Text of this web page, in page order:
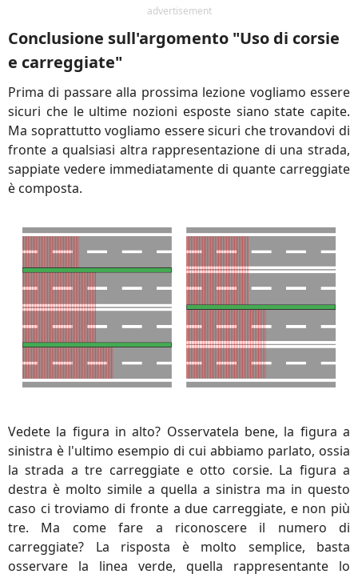
advertisement
Conclusione sull'argomento "Uso di corsie
e carreggiate"
Prima di passare alla prossima lezione vogliamo essere
sicuri che le ultime nozioni esposte siano state capite.
Ma soprattutto vogliamo essere sicuri che trovandovi di
fronte a qualsiasi altra rappresentazione di una strada,
sappiate vedere immediatamente di quante carreggiate
è composta.
Vedete la figura in alto? Osservatela bene, la figura a
sinistra è l'ultimo esempio di cui abbiamo parlato, ossia
la strada a tre carreggiate e otto corsie. La figura a
destra è molto simile a quella a sinistra ma in questo
caso ci troviamo di fronte a due carreggiate, e non più
tre. Ma come fare a riconoscere il numero di
carreggiate? La risposta è molto semplice, basta
osservare la linea verde, quella rappresentante lo